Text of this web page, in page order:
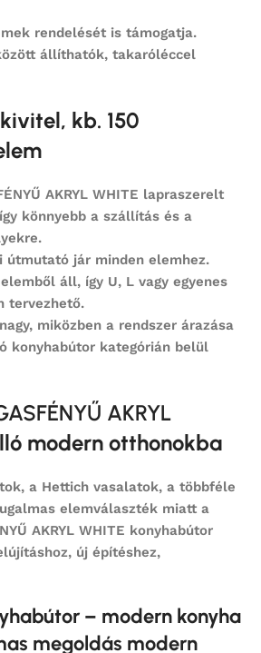
rendelését is támogatja.
állíthatók, takaróléccel
kb. 150
AKRYL WHITE lapraszerelt
könnyebb a szállítás és a
útmutató jár minden elemhez.
áll, így U, L vagy egyenes
tervezhető.
miközben a rendszer árazása
konyhabútor kategórián belül
AKRYL
modern otthonokba
a Hettich vasalatok, a többféle
elemválaszték miatt a
AKRYL WHITE konyhabútor
új építéshez,
– modern konyha
megoldás modern